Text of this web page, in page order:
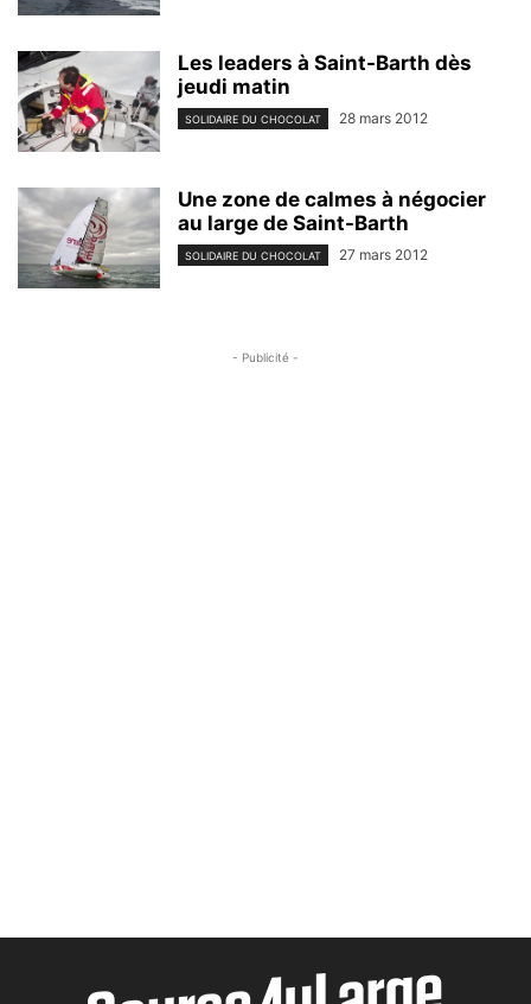
Les leaders à Saint-Barth dès
jeudi matin
SOLIDAIRE DU CHOCOLAT 28 mars 2012
Une zone de calmes à négocier
au large de Saint-Barth
SOLIDAIRE DU CHOCOLAT 27 mars 2012
- Publicité -